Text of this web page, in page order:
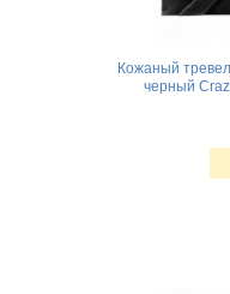
Кожаный
черный